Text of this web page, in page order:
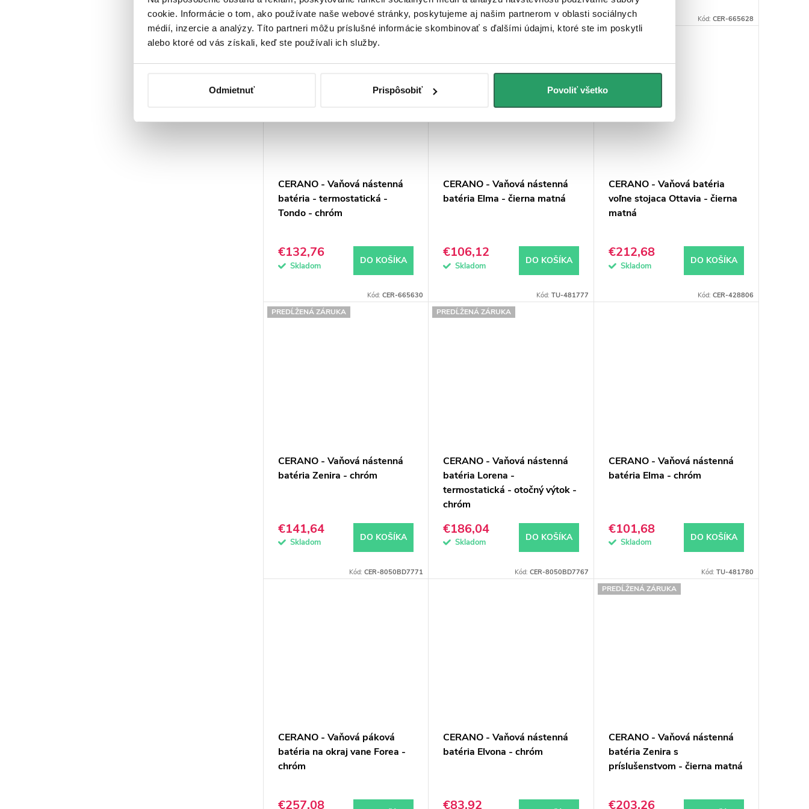
cookie. Informácie o tom, ako používate naše webové stránky, poskytujeme aj našim partnerom v oblasti sociálnych
médií, inzercie a analýzy. Títo partneri môžu príslušné informácie skombinovať s ďalšími údajmi, ktoré ste im poskytli
alebo ktoré od vás získali, keď ste používali ich služby.
Odmietnuť Prispôsobiť Povoliť všetko
Kód:CER-8050BD80347 Kód: TU-481717 Kód: CER-665628
PREDĹŽENÁ ZÁRUKA
CERANO - Vaňová nástenná
batéria - termostatická -
Tondo - chróm
€132,76
Skladom DO KOŠÍKA
Kód:CER-665630
CERANO - Vaňová nástenná
batéria Elma - čierna matná
€106,12
Skladom DO KOŠÍKA
Kód: TU-481777
PROJECT
CERANO - Vaňová batéria
voľne stojaca Ottavia - čierna
matná
€212,68
Skladom DO KOŠÍKA
Kód: CER-428806
PREDĹŽENÁ ZÁRUKA
CERANO - Vaňová nástenná
batéria Zenira - chróm
€141,64
Skladom DO KOŠÍKA
Kód:CER-8050BD7771
PREDĹŽENÁ ZÁRUKA
CERANO - Vaňová nástenná
batéria Lorena -
termostatická - otočný výtok -
chróm
€186,04
Skladom DO KOŠÍKA
Kód: CER-8050BD7767
CERANO - Vaňová nástenná
batéria Elma - chróm
€101,68
Skladom DO KOŠÍKA
Kód: TU-481780
CERANO - Vaňová páková
batéria na okraj vane Forea -
chróm
€257,08
CERANO - Vaňová nástenná
batéria Elvona - chróm
€83,92
PREDĹŽENÁ ZÁRUKA
CERANO - Vaňová nástenná
batéria Zenira s
príslušenstvom - čierna matná
€203,26